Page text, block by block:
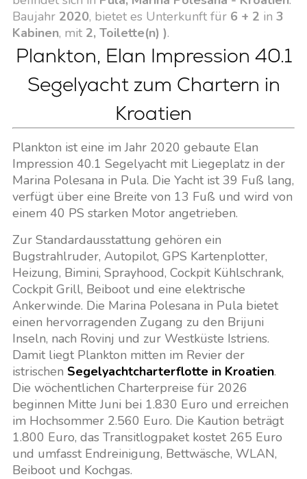
Baujahr 2020, bietet es Unterkunft für 6 + 2 in 3
Kabinen, mit 2, Toilette(n) ).
Plankton, Elan Impression 40.1
Segelyacht zum Chartern in
Kroatien
Plankton ist eine im Jahr 2020 gebaute Elan
Impression 40.1 Segelyacht mit Liegeplatz in der
Marina Polesana in Pula. Die Yacht ist 39 Fuß lang,
verfügt über eine Breite von 13 Fuß und wird von
einem 40 PS starken Motor angetrieben.
Zur Standardausstattung gehören ein
Bugstrahlruder, Autopilot, GPS Kartenplotter,
Heizung, Bimini, Sprayhood, Cockpit Kühlschrank,
Cockpit Grill, Beiboot und eine elektrische
Ankerwinde. Die Marina Polesana in Pula bietet
einen hervorragenden Zugang zu den Brijuni
Inseln, nach Rovinj und zur Westküste Istriens.
Damit liegt Plankton mitten im Revier der
istrischen Segelyachtcharterflotte in Kroatien.
Die wöchentlichen Charterpreise für 2026
beginnen Mitte Juni bei 1.830 Euro und erreichen
im Hochsommer 2.560 Euro. Die Kaution beträgt
1.800 Euro, das Transitlogpaket kostet 265 Euro
und umfasst Endreinigung, Bettwäsche, WLAN,
Beiboot und Kochgas.